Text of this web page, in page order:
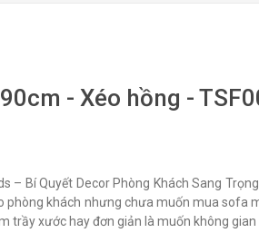
- Xéo hồng -
– Bí Quyết Decor Phòng Khách Sang
phòng khách nhưng chưa muốn mua sofa
trầy xước hay đơn giản là muốn không gian